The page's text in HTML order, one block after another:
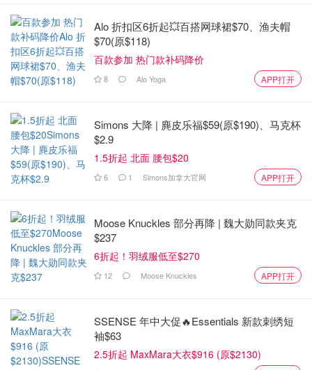
Alo 折扣区6折起💥百搭网球裙$70、渔夫帽
$70(原$118)
百款参加 热门款补码降价
8 Alo Yoga APP打开
Simons 大降 | 麂皮乐福$59(原$190)、马克杯
$2.9
1.5折起 北面 腰包$20
6 1 Simons加拿大官网 APP打开
Moose Knuckles 部分再降 | 魏大勋同款夹克
$237
6折起！羽绒服低至$270
12 Moose Knuckles APP打开
SSENSE 年中大促🔥Essentials 新款刺绣短
袖$63
2.5折起 MaxMara大衣$916 (原$2130)